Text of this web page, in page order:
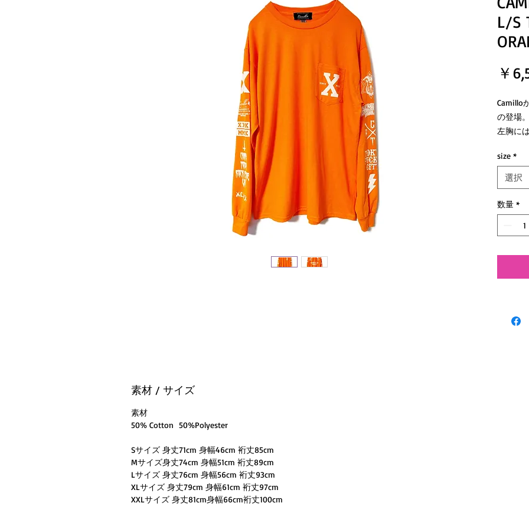
L/S
￥
Camillo
の登場。
左胸に
バック
『
ッセー
Sサイズ
Mサイ
XLサイ
XXLサ
size *
選択
数量 *
素材 / サイズ
素材
50% Cotton 50%Polyester
Sサイズ 身丈71cm 身幅46cm 裄丈85cm
Mサイズ身丈74cm 身幅51cm 裄丈89cm
Lサイズ 身丈76cm 身幅56cm 裄丈93cm
XLサイズ 身丈79cm 身幅61cm 裄丈97cm
XXLサイズ 身丈81cm身幅66cm裄丈100cm